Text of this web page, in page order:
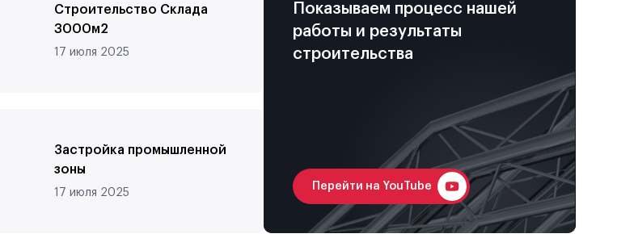
Строительство Склада
3000м2
17 июля 2025
Застройка промышленной
зоны
17 июля 2025
Показываем процесс нашей
работы и результаты
строительства
Перейти на YouTube